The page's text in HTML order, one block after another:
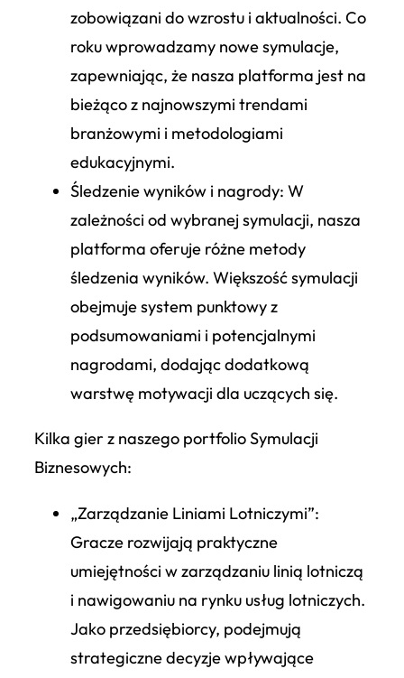
zobowiązani do wzrostu i aktualności. Co
roku wprowadzamy nowe symulacje,
zapewniając, że nasza platforma jest na
bieżąco z najnowszymi trendami
branżowymi i metodologiami
edukacyjnymi.
Śledzenie wyników i nagrody: W
zależności od wybranej symulacji, nasza
platforma oferuje różne metody
śledzenia wyników. Większość symulacji
obejmuje system punktowy z
podsumowaniami i potencjalnymi
nagrodami, dodając dodatkową
warstwę motywacji dla uczących się.
Kilka gier z naszego portfolio Symulacji
Biznesowych:
„Zarządzanie Liniami Lotniczymi”:
Gracze rozwijają praktyczne
umiejętności w zarządzaniu linią lotniczą
i nawigowaniu na rynku usług lotniczych.
Jako przedsiębiorcy, podejmują
strategiczne decyzje wpływające